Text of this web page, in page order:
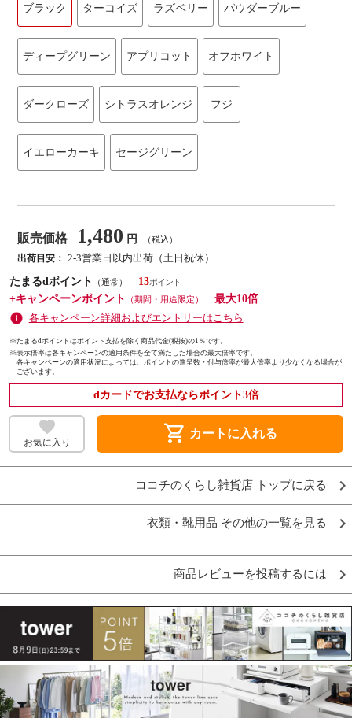
ブラック ターコイズ ラズベリー パウダーブルー
ディープグリーン アプリコット オフホワイト
ダークローズ シトラスオレンジ フジ
イエローカーキ セージグリーン
販売価格 1,480 円 （税込）
出荷目安： 2-3営業日以内出荷（土日祝休）
たまるdポイント
（通常）
13
+キャンペーンポイント
（期間・用途限定）
最大10倍
各キャンペーン詳細およびエントリーはこちら
※たまるdポイントはポイント支払を除く商品代金(税抜)の1％です。
※表示倍率は各キャンペーンの適用条件を全て満たした場合の最大倍率です。
各キャンペーンの適用状況によっては、ポイントの進呈数・付与倍率が最大倍率より少なくなる場合が
ございます。
dカードでお支払ならポイント3倍
お気に入り shopping_cart カートに入れる
ココチのくらし雑貨店 トップに戻る
衣類・靴用品 その他の一覧を見る
商品レビューを投稿するには